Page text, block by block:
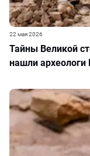
Тайны Великой
нашли археологи
22 мая 2026